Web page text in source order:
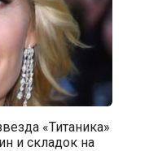
«Титаника»
и складок на